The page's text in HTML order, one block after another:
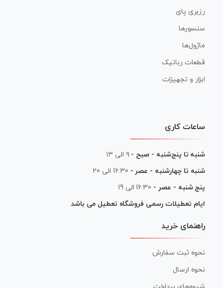
رزبری پای
سنسورها
ماژول‌ها
قطعات رباتیک
ابزار و تجهیزات
ساعات کاری
شنبه تا پنج‌شنبه - صبح - ۹ الی ۱۳
شنبه تا چهارشنبه - عصر - 16:30 الی 20
پنج شنبه - عصر - 16:30 الی 19
ایام تعطیلات رسمی فروشگاه تعطیل می باشد
راهنمای خرید
نحوه ثبت سفارش
نحوه ارسال